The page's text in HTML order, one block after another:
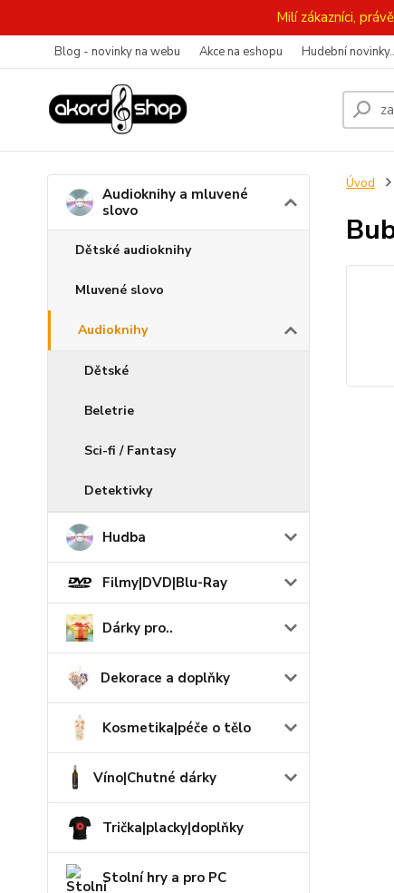
Milí zákazníci,
Blog - novinky na webu Akce na eshopu Hudební
Audioknihy a mluvené
slovo
Dětské audioknihy
Mluvené slovo
Audioknihy
Dětské
Beletrie
Sci-fi / Fantasy
Detektivky
Hudba
Filmy|DVD|Blu-Ray
Dárky pro..
Dekorace a doplňky
Kosmetika|péče o tělo
Víno|Chutné dárky
Trička|placky|doplňky
Stolní hry a pro PC
Úvod